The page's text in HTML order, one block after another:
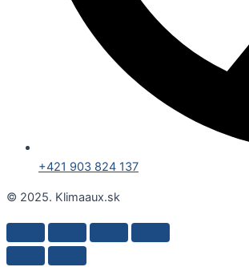
+421 903 824 137
© 2025. Klimaaux.sk